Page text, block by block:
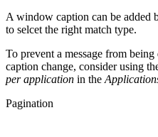
A window caption can be added
to selcet the right match type.
To prevent a message from
caption change, consider using
per application in the
Pagination